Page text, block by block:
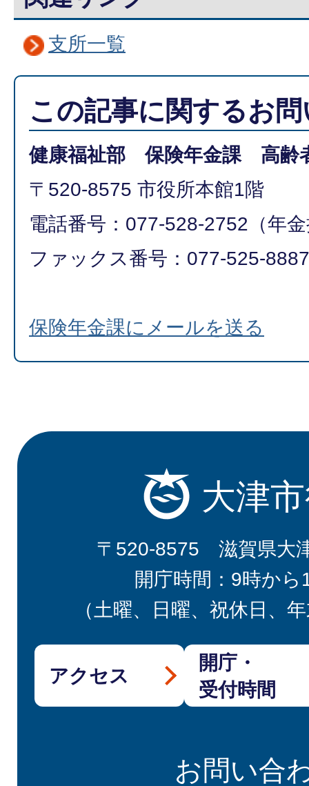
支所一覧
この記事に関するお
健康福祉部 保険年金課 高齢
〒520-8575 市役所本館1階
電話番号：077-528-2752（年
ファックス番号：077-525-8887
保険年金課にメールを送る
大津
〒520-8575 滋賀県大
開庁時間：9時から
（土曜、日曜、祝休日、
アクセス
開庁・
受付時間
お問い合